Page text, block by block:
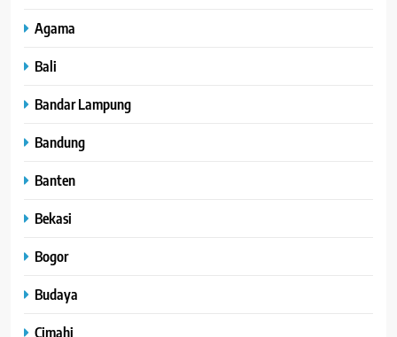
Agama
Bali
Bandar Lampung
Bandung
Banten
Bekasi
Bogor
Budaya
Cimahi